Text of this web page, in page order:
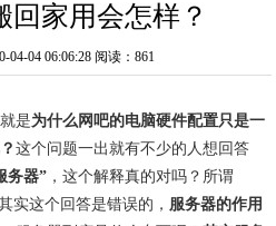
回家用会怎样？
04-04 06:06:28 阅读：861
是为什么网吧的电脑硬件配置只是一
​这个问题一出就有不少的人想回答
务器” ，这个解释真的对吗？所谓
实这个回答是错误的， 服务器的作用